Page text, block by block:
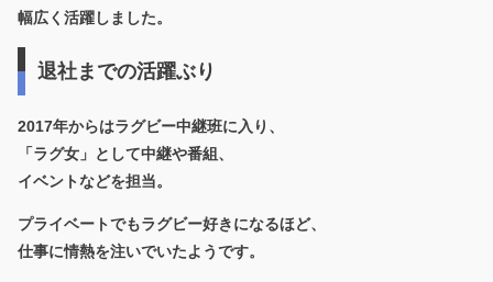
幅広く活躍しました。
退社までの活躍ぶり
2017年からはラグビー中継班に入り、
「ラグ女」として中継や番組、
イベントなどを担当。
プライベートでもラグビー好きになるほど、
仕事に情熱を注いでいたようです。